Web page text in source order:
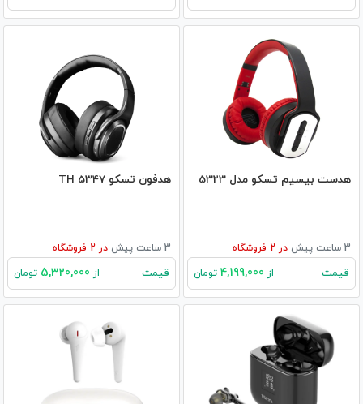
هدست بیسیم تسکو مدل 5323
3 ساعت پیش در فروشگاه
قیمت از تومان
هدفون تسکو TH 5347
3 ساعت پیش در فروشگاه
قیمت از تومان